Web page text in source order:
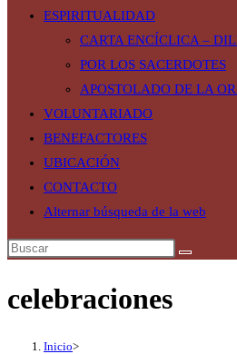
ESPIRITUALIDAD
CARTA ENCÍCLICA –
POR LOS SACERDOTES
APOSTOLADO DE LA
VOLUNTARIADO
BENEFACTORES
UBICACIÓN
CONTACTO
Alternar búsqueda de la web
celebraciones
Inicio>